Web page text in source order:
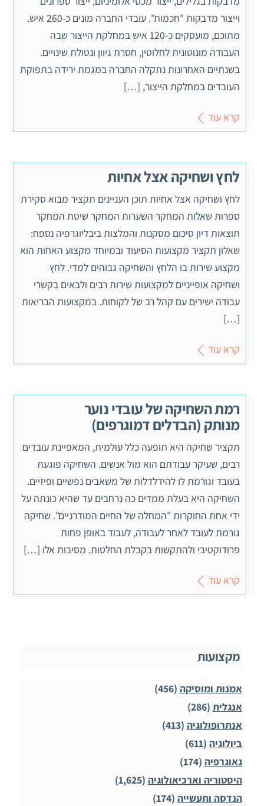
וייצור מדבקות "חכמות". עובדי החברה מונים כ-260 איש.
מתוכם, מועסקים כ-120 איש במחלקת הייצור שבה
העבודה מונוטונית לחלוטין, חסרת גיוון ונטולת שינויים.
בשנתיים האחרונות נתקלה החברה במגמת ירידה בתפוקת
העובדים במחלקת הייצור, […]
קרא עוד
לחץ ושחיקה אצל אחיות
לחץ ושחיקה אצל אחיות תוכן העניינים תקציר מבוא סקירת
ספרות שאלות המחקר השערות המחקר שיטת המחקר
תוצאות דיון סיכום מסקנות והמלצות ביבליוגרפיה נספח:
שאלון תקציר מקצועות הסיעוד ובמיוחד מקצוע האחות הוא
מקצוע שירות בו הלחץ והשחיקה גבוהים למדי. לחץ
ושחיקה אופייניים למקצועות שירות רבים ולבאים בקשרי
עבודה ישירים עם קהל רב של לקוחות. במקצועות הבריאות
[…]
קרא עוד
רמת השחיקה של עובדי נוער
מנותק (הבדלים דמוגרפים)
תקציר שחיקה היא תופעה כלל עולמית, המאפיינת עובדים
רבים, שעיקר עבודתם הוא מול אנשים. השחיקה פוגעת
בעובד וגורמת לו להידלדלות של משאבים נפשיים ופיזיים.
השחיקה היא בעלת ממדים כה נרחבים עד שהיא כונתה על
ידי אחת החוקרות "המחלה של החיים המודרניים". שחיקה
גורמת לעובד לאחר לעבודה, לעבוד באופן פחות
פרודוקטיבי ולהתקשות בקבלת החלטות. מסיבות אלו […]
קרא עוד
מקצועות
אמנות ומוסיקה (456)
אנגלית (286)
אנתרופולוגיה (413)
ביולוגיה (611)
גאוגרפיה (174)
היסטוריה וארכיאולוגיה (1,625)
הנדסה ותעשייה (174)